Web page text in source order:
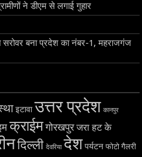
ने डीएम से लगाई गुहार
सरोवर बना प्रदेश का नंबर-1, महराजगंज
इटावा उत्तर प्रदेश कानपुर
क्राईम गोरखपुर जरा हट के
दिल्ली देवरिया देश पर्यटन फोटो गैलरी